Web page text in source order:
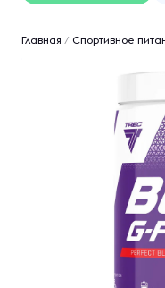
Главная / Спортивное